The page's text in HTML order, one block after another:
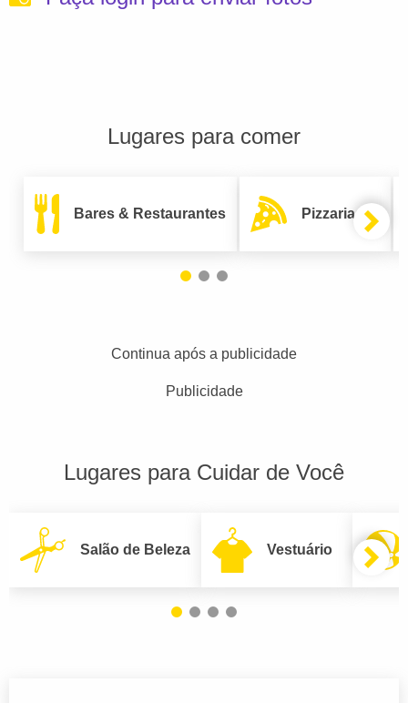
Lugares para comer
Bares & Restaurantes Pizzarias
Continua após a publicidade
Publicidade
Lugares para Cuidar de Você
Salão de Beleza Vestuário